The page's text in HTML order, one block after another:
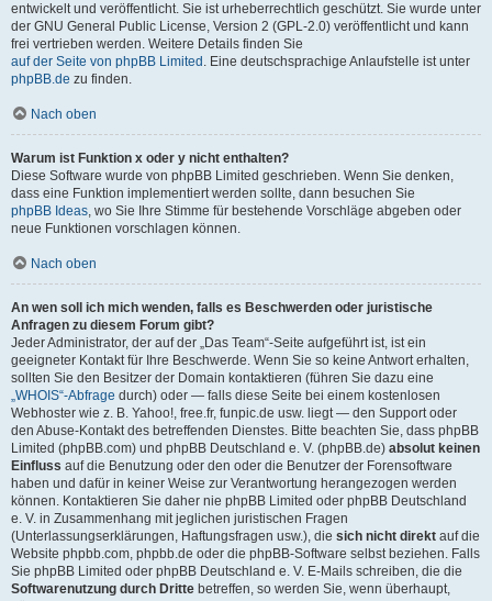
entwickelt und veröffentlicht. Sie ist urheberrechtlich geschützt. Sie wurde unter
der GNU General Public License, Version 2 (GPL-2.0) veröffentlicht und kann
frei vertrieben werden. Weitere Details finden Sie
auf der Seite von phpBB Limited . Eine deutschsprachige Anlaufstelle ist unter
phpBB.de zu finden.
Nach oben
Warum ist Funktion x oder y nicht enthalten?
Diese Software wurde von phpBB Limited geschrieben. Wenn Sie denken,
dass eine Funktion implementiert werden sollte, dann besuchen Sie
phpBB Ideas, wo Sie Ihre Stimme für bestehende Vorschläge abgeben oder
neue Funktionen vorschlagen können.
Nach oben
An wen soll ich mich wenden, falls es Beschwerden oder juristische
Anfragen zu diesem Forum gibt?
Jeder Administrator, der auf der „Das Team“-Seite aufgeführt ist, ist ein
geeigneter Kontakt für Ihre Beschwerde. Wenn Sie so keine Antwort erhalten,
sollten Sie den Besitzer der Domain kontaktieren (führen Sie dazu eine
„WHOIS“-Abfrage durch) oder — falls diese Seite bei einem kostenlosen
Webhoster wie z. B. Yahoo!, free.fr, funpic.de usw. liegt — den Support oder
den Abuse-Kontakt des betreffenden Dienstes. Bitte beachten Sie, dass phpBB
Limited (phpBB.com) und phpBB Deutschland e. V. (phpBB.de) absolut keinen
Einfluss auf die Benutzung oder den oder die Benutzer der Forensoftware
haben und dafür in keiner Weise zur Verantwortung herangezogen werden
können. Kontaktieren Sie daher nie phpBB Limited oder phpBB Deutschland
e. V. in Zusammenhang mit jeglichen juristischen Fragen
(Unterlassungserklärungen, Haftungsfragen usw.), die sich nicht direkt auf die
Website phpbb.com, phpbb.de oder die phpBB-Software selbst beziehen. Falls
Sie phpBB Limited oder phpBB Deutschland e. V. E-Mails schreiben, die die
Softwarenutzung durch Dritte betreffen, so werden Sie, wenn überhaupt,